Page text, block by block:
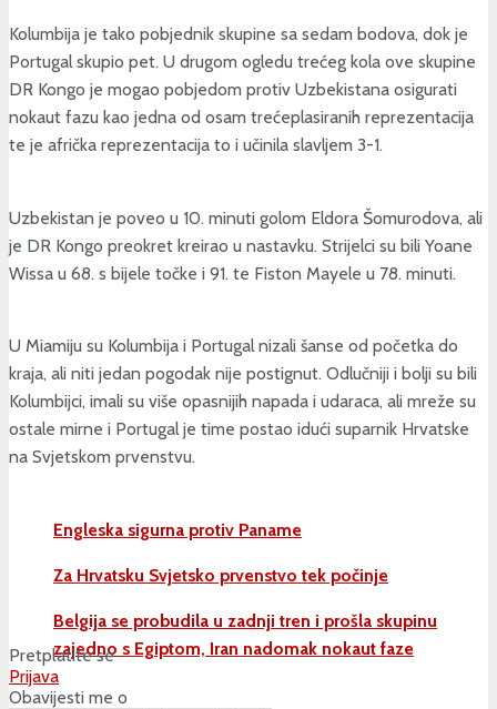
Kolumbija je tako pobjednik skupine sa sedam bodova, dok je
Portugal skupio pet. U drugom ogledu trećeg kola ove skupine
DR Kongo je mogao pobjedom protiv Uzbekistana osigurati
nokaut fazu kao jedna od osam trećeplasiranih reprezentacija
te je afrička reprezentacija to i učinila slavljem 3-1.
Uzbekistan je poveo u 10. minuti golom Eldora Šomurodova, ali
je DR Kongo preokret kreirao u nastavku. Strijelci su bili Yoane
Wissa u 68. s bijele točke i 91. te Fiston Mayele u 78. minuti.
U Miamiju su Kolumbija i Portugal nizali šanse od početka do
kraja, ali niti jedan pogodak nije postignut. Odlučniji i bolji su bili
Kolumbijci, imali su više opasnijih napada i udaraca, ali mreže su
ostale mirne i Portugal je time postao idući suparnik Hrvatske
na Svjetskom prvenstvu.
Engleska sigurna protiv Paname
Za Hrvatsku Svjetsko prvenstvo tek počinje
Belgija se probudila u zadnji tren i prošla skupinu
zajedno s Egiptom, Iran nadomak nokaut faze
Pretplatite se
Prijava
Obavijesti me o